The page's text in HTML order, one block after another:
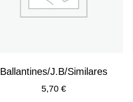
Ballantines/J.B/Similares
5,70 €